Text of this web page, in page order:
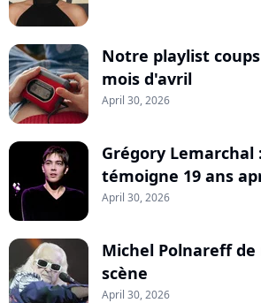
Notre playlist
mois d'avril
April 30, 2026
Grégory Lemarchal
témoigne 19 ans
April 30, 2026
Michel Polnareff
scène
April 30, 2026